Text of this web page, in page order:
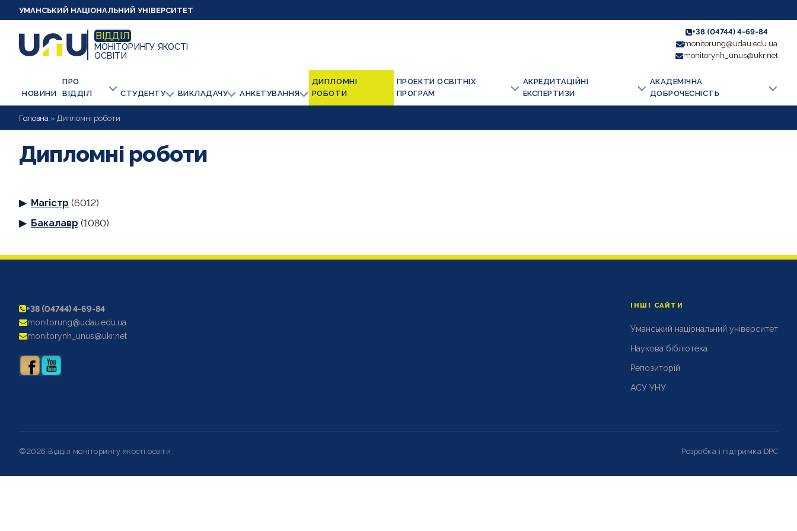
УМАНСЬКИЙ НАЦІОНАЛЬНИЙ УНІВЕРСИТЕТ
ВІДДІЛ
МОНІТОРИНГУ ЯКОСТІ
ОСВІТИ
+38 (04744) 4-69-84
monitorung@udau.edu.ua
monitorynh_unus@ukr.net
НОВИНИ
ПРО
ВІДДІЛ
СТУДЕНТУ ВИКЛАДАЧУ АНКЕТУВАННЯ
ДИПЛОМНІ
РОБОТИ
ПРОЕКТИ ОСВІТНІХ
ПРОГРАМ
АКРЕДИТАЦІЙНІ
ЕКСПЕРТИЗИ
АКАДЕМІЧНА
ДОБРОЧЕСНІСТЬ
Головна » Дипломні роботи
Дипломні роботи
Магістр (6012)
Бакалавр (1080)
+38 (04744) 4-69-84
monitorung@udau.edu.ua
monitorynh_unus@ukr.net
ІНШІ САЙТИ
Уманський національний університет
Наукова бібліотека
Репозиторій
АСУ УНУ
©2026 Відділ моніторингу якості освіти Розробка і підтримка DPC